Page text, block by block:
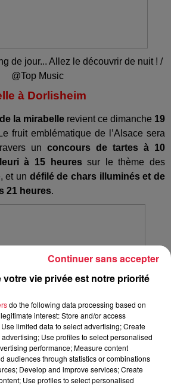
de jour... Allez le découvrir de nuit ! /
@Top Music
à Dorlisheim
la mirabelle revient ce dimanche 19
fruit emblématique de l’Alsace sera
un concours de tartes à 10
à 15 heuressur le thème des
et un défilé de chars illuminés et de
21 heures.
de Dorlisheim
votre vie privée est notre priorité
do the following data processing based on
interest: Store and/or access
limited data to select advertising; Create
Use profiles to select personalised
performance; Measure content
audiences through statistics or combinations
Develop and improve services; Create
Use profiles to select personalised
Continuer sans accepter